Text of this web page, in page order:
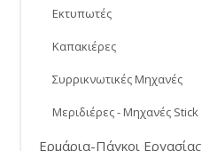
Εκτυπωτές
Καπακιέρες
Συρρικνωτικές Μηχανές
Μεριδιέρες - Μηχανές Stick
Ερμάρια-Πάγκοι Εργασίας